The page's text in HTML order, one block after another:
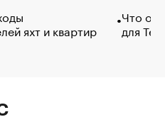
яхт и квартир
Что
для